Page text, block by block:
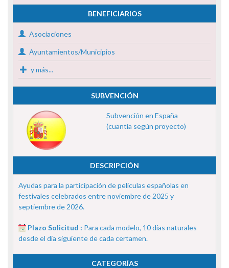
BENEFICIARIOS
Asociaciones
Ayuntamientos/Municipios
y más...
SUBVENCIÓN
Subvención en España
(cuantía según proyecto)
DESCRIPCIÓN
Ayudas para la participación de películas españolas en
festivales celebrados entre noviembre de 2025 y
septiembre de 2026.
Plazo Solicitud : Para cada modelo, 10 días naturales
desde el dia siguiente de cada certamen.
CATEGORÍAS